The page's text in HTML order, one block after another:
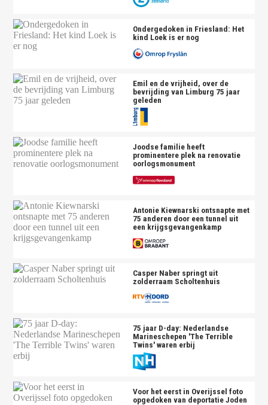
Ondergedoken in Friesland: Het
kind Loek is er nog
Emil en de vrijheid, over de
bevrijding van Limburg 75 jaar
geleden
Joodse familie heeft
prominentere plek na renovatie
oorlogsmonument
Antonie Kiewnarski ontsnapte met
75 anderen door een tunnel uit
een krijgsgevangenkamp
Casper Naber springt uit
zolderraam Scholtenhuis
75 jaar D-day: Nederlandse
Marineschepen 'The Terrible
Twins' waren erbij
Voor het eerst in Overijssel foto
opgedoken van deportatie Joden